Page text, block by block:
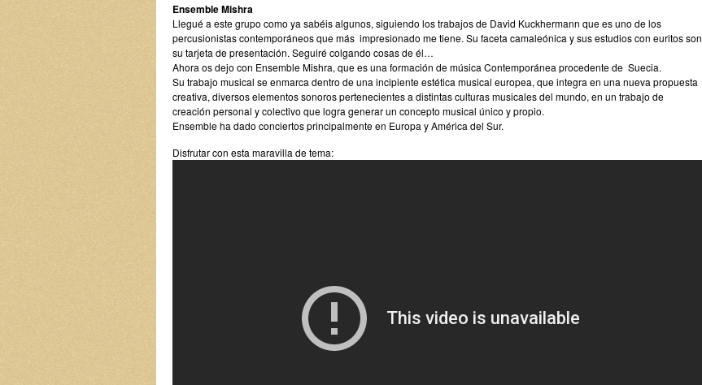
Ensemble Mishra
Llegué a este grupo como ya sabéis algunos, siguiendo los trabajos de David Kuckhermann que es uno de los
percusionistas contemporáneos que más impresionado me tiene. Su faceta camaleónica y sus estudios con euritos son
su tarjeta de presentación. Seguiré colgando cosas de él…
Ahora os dejo con Ensemble Mishra, que es una formación de música Contemporánea procedente de Suecia.
Su trabajo musical se enmarca dentro de una incipiente estética musical europea, que integra en una nueva propuesta
creativa, diversos elementos sonoros pertenecientes a distintas culturas musicales del mundo, en un trabajo de
creación personal y colectivo que logra generar un concepto musical único y propio.
Ensemble ha dado conciertos principalmente en Europa y América del Sur.
Disfrutar con esta maravilla de tema: